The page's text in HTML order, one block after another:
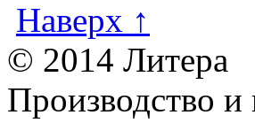
Наверх ↑
© 2014 Литера
Производство